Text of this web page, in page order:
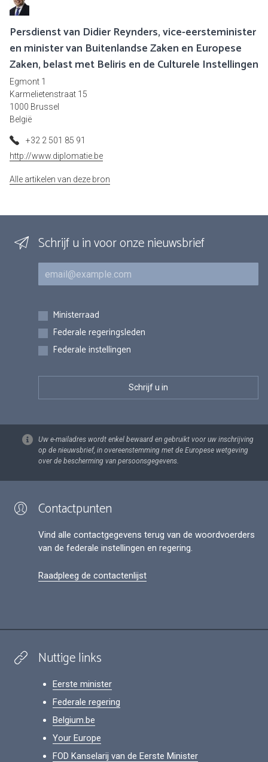
Persdienst van Didier Reynders, vice-eersteminister
en minister van Buitenlandse Zaken en Europese
Zaken, belast met Beliris en de Culturele Instellingen
Egmont 1
Karmelietenstraat 15
1000 Brussel
België
+32 2 501 85 91
http://www.diplomatie.be
Alle artikelen van deze bron
Schrijf u in voor onze nieuwsbrief
E-mail
Inschrijvingen
Ministerraad
Federale regeringsleden
Federale instellingen
Uw e-mailadres wordt enkel bewaard en gebruikt voor uw inschrijving
op de nieuwsbrief, in overeenstemming met de Europese wetgeving
over de bescherming van persoonsgegevens.
Contactpunten
Vind alle contactgegevens terug van de woordvoerders
van de federale instellingen en regering.
Raadpleeg de contactenlijst
Nuttige links
Eerste minister
Federale regering
Belgium.be
Your Europe
FOD Kanselarij van de Eerste Minister